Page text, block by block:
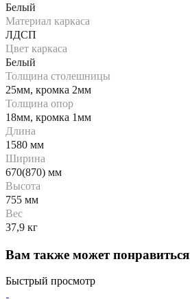
Белый
Материал каркаса
ЛДСП
Цвет каркаса
Белый
Толщина столешницы
25мм, кромка 2мм
Толщина опор
18мм, кромка 1мм
Длина
1580 мм
Ширина
670(870) мм
Высота
755 мм
Вес
37,9 кг
Вам также может понравиться
Быстрый просмотр